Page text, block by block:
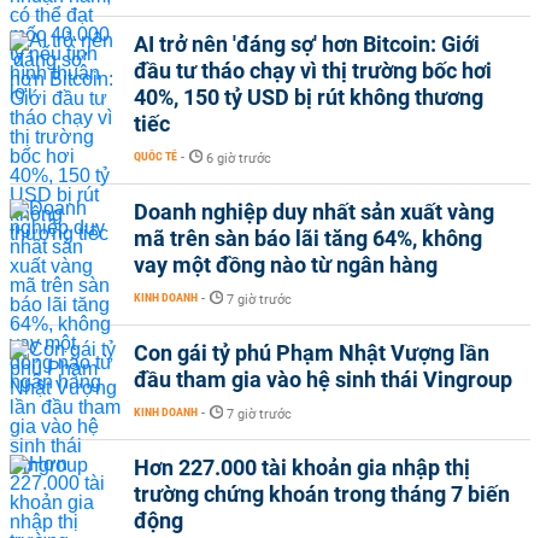
AI trở nên 'đáng sợ' hơn Bitcoin: Giới
đầu tư tháo chạy vì thị trường bốc hơi
40%, 150 tỷ USD bị rút không thương
tiếc
QUỐC TẾ - 6 giờ trước
Doanh nghiệp duy nhất sản xuất vàng
mã trên sàn báo lãi tăng 64%, không
vay một đồng nào từ ngân hàng
KINH DOANH - 7 giờ trước
Con gái tỷ phú Phạm Nhật Vượng lần
đầu tham gia vào hệ sinh thái Vingroup
KINH DOANH - 7 giờ trước
Hơn 227.000 tài khoản gia nhập thị
trường chứng khoán trong tháng 7 biến
động